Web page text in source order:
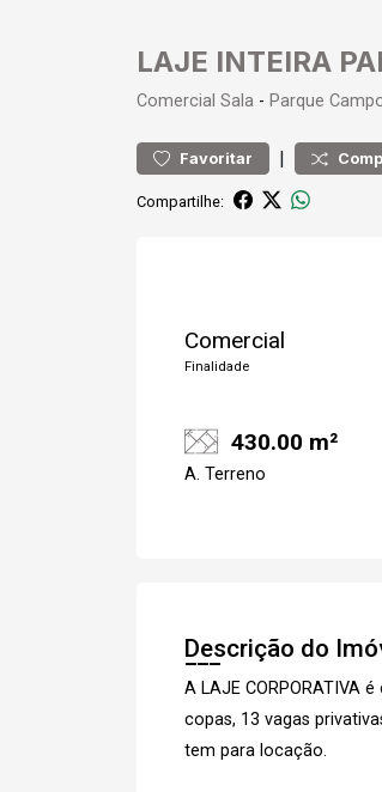
LAJE INTEIRA
Comercial Sala - Parque
Favoritar |
Compartilhe:
Comercial
Finalidade
430.00 m²
A. Terreno
Descrição do
A LAJE CORPORATIVA
copas, 13 vagas
tem para locação.